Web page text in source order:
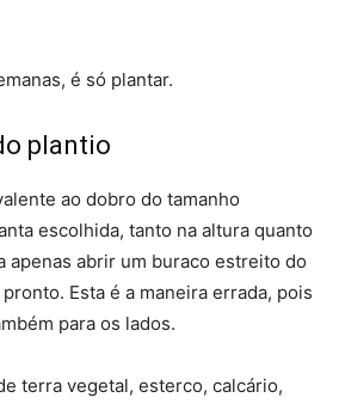
é só plantar.
plantio
ao dobro do tamanho
escolhida, tanto na altura quanto
apenas abrir um buraco estreito do
Esta é a maneira errada, pois
para os lados.
terra vegetal, esterco, calcário,